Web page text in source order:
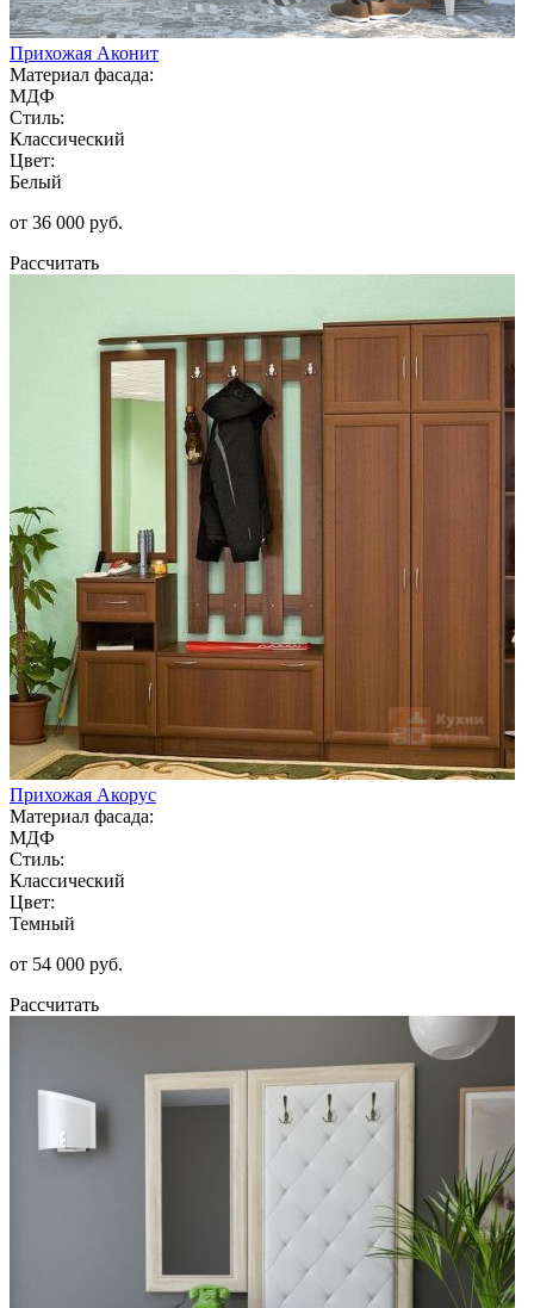
Прихожая Аконит
Материал фасада:
МДФ
Стиль:
Классический
Цвет:
Белый
от 36 000 руб.
Рассчитать
Прихожая Акорус
Материал фасада:
МДФ
Стиль:
Классический
Цвет:
Темный
от 54 000 руб.
Рассчитать